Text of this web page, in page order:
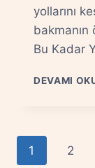
yollarını
bakmanın
Bu Kadar
DEVAMI
Page
1 2